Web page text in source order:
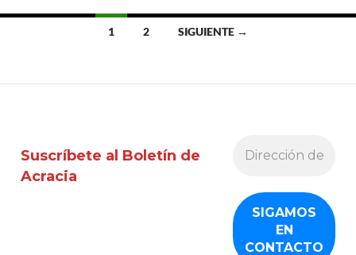
las
1 2 SIGUIENTE →
Suscríbete al Boletín de
Acracia